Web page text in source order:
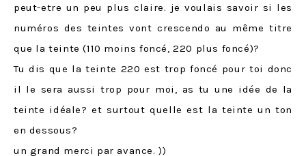
peut-etre un peu plus claire. je voulais savoir si les
numéros des teintes vont crescendo au même titre
que la teinte (110 moins foncé, 220 plus foncé)?
Tu dis que la teinte 220 est trop foncé pour toi donc
il le sera aussi trop pour moi, as tu une idée de la
teinte idéale? et surtout quelle est la teinte un ton
en dessous?
un grand merci par avance. ))